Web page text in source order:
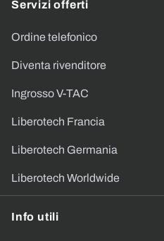
Servizi offerti
Ordine telefonico
Diventa rivenditore
Ingrosso V-TAC
Liberotech Francia
Liberotech Germania
Liberotech Worldwide
Info utili